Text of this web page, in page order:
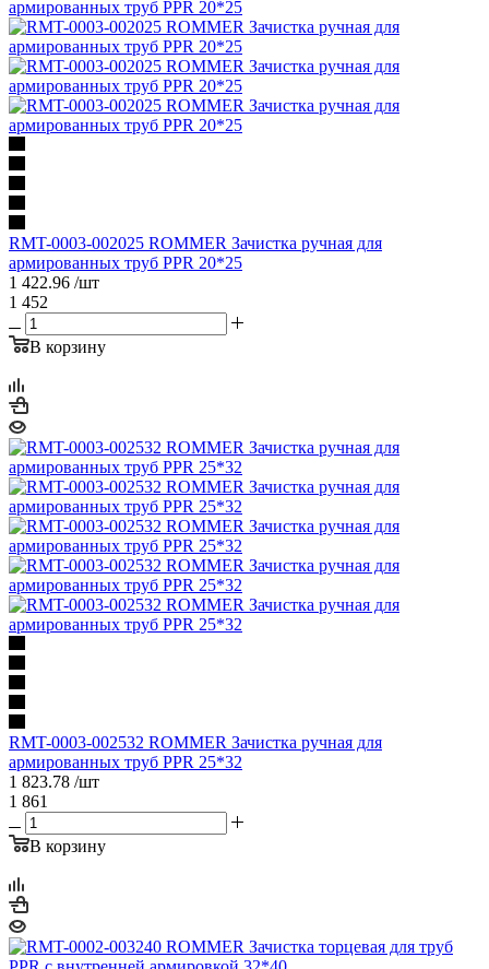
RMT-0003-002025 ROMMER Зачистка ручная для
армированных труб PPR 20*25
1 422.96 /шт
1 452
В корзину
RMT-0003-002532 ROMMER Зачистка ручная для
армированных труб PPR 25*32
1 823.78 /шт
1 861
В корзину